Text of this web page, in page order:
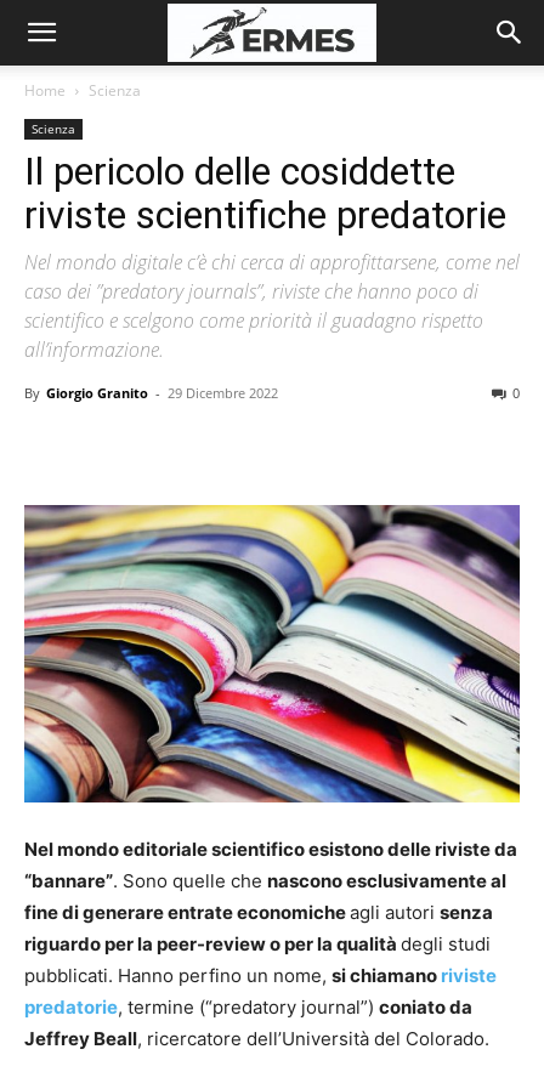
Home Scienza
Scienza
Il pericolo delle cosiddette
riviste scientifiche predatorie
Nel mondo digitale c’è chi cerca di approfittarsene, come nel
caso dei ”predatory journals”, riviste che hanno poco di
scientifico e scelgono come priorità il guadagno rispetto
all’informazione.
By Giorgio Granito - 29 Dicembre 2022 0
Nel mondo editoriale scientifico esistono delle riviste da
“bannare”. Sono quelle che nascono esclusivamente al
fine di generare entrate economicheagli autori senza
riguardo per la peer-review o per la qualità degli studi
pubblicati. Hanno perfino un nome, si chiamano riviste
predatorie, termine (“predatory journal”) coniato da
Jeffrey Beall, ricercatore dell’Università del Colorado.